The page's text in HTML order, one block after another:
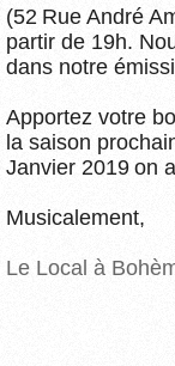
(52 Rue André
partir de 19h.
dans notre
Apportez votre
la saison
Janvier 2019 on
Musicalement,
Le Local à